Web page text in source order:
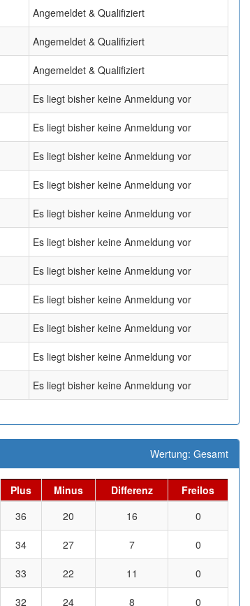
Angemeldet & Qualifiziert
Angemeldet & Qualifiziert
Angemeldet & Qualifiziert
Es liegt bisher keine Anmeldung vor
Es liegt bisher keine Anmeldung vor
Es liegt bisher keine Anmeldung vor
Es liegt bisher keine Anmeldung vor
Es liegt bisher keine Anmeldung vor
Es liegt bisher keine Anmeldung vor
Es liegt bisher keine Anmeldung vor
Es liegt bisher keine Anmeldung vor
Es liegt bisher keine Anmeldung vor
Es liegt bisher keine Anmeldung vor
Es liegt bisher keine Anmeldung vor
Wertung: Gesamt
Plus Minus Differenz
Freilos
36 20 16 0
34 27 7 0
33 22 11 0
32 24 8 0